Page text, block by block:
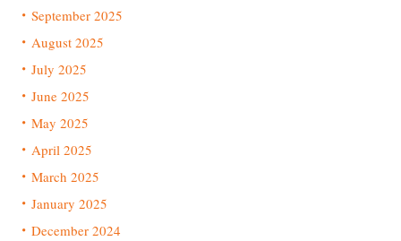
September 2025
August 2025
July 2025
June 2025
May 2025
April 2025
March 2025
January 2025
December 2024